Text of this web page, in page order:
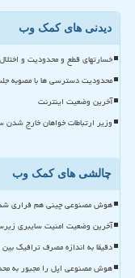
دیدنی های کمک وب
خسارتهای قطع و محدودیت و
محدودیت دسترسی ها با مصوبه
آخرین وضعیت اینترنت
وزیر ارتباطات خواهان خارج
چالشی های کمک وب
هوش مصنوعی چینی هم فراری
آخرین وضعیت امنیت سایبری
دقیقا به اندازه مصرف ترافیک
هوش مصنوعی اپل را مجبور به